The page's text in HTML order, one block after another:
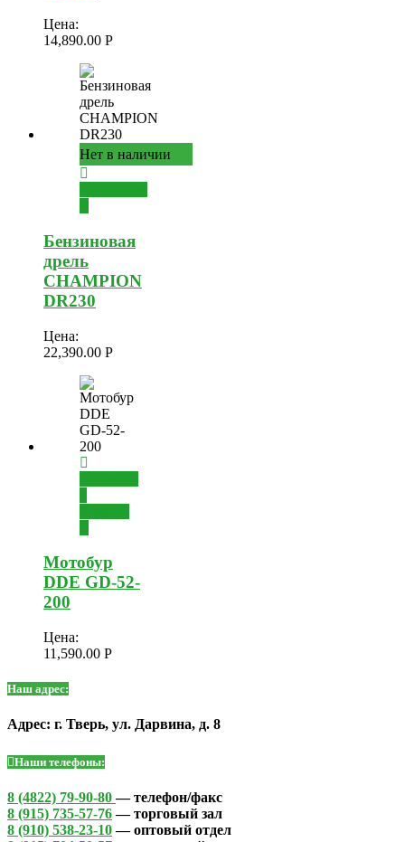
Цена:
14,890.00 Р
Нет в наличии
Бензиновая
дрель
CHAMPION
DR230
Цена:
22,390.00 Р
Мотобур
DDE GD-52-
200
Цена:
11,590.00 Р
Наш адрес:
Адрес: г. Тверь, ул. Дарвина, д. 8
Наши телефоны:
8 (4822) 79-90-80— телефон/факс
8 (915) 735-57-76— торговый зал
8 (910) 538-23-10— оптовый отдел